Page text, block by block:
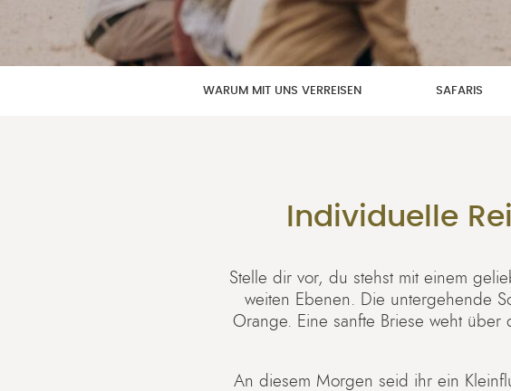
WARUM MIT UNS VERREISEN SAFARIS
Individuelle
Stelle dir vor, du stehst mit einem
weiten Ebenen. Die untergehende
Orange. Eine sanfte Briese weht über
An diesem Morgen seid ihr ein